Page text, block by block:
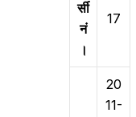
र्सी
नं
।
17
20
11-